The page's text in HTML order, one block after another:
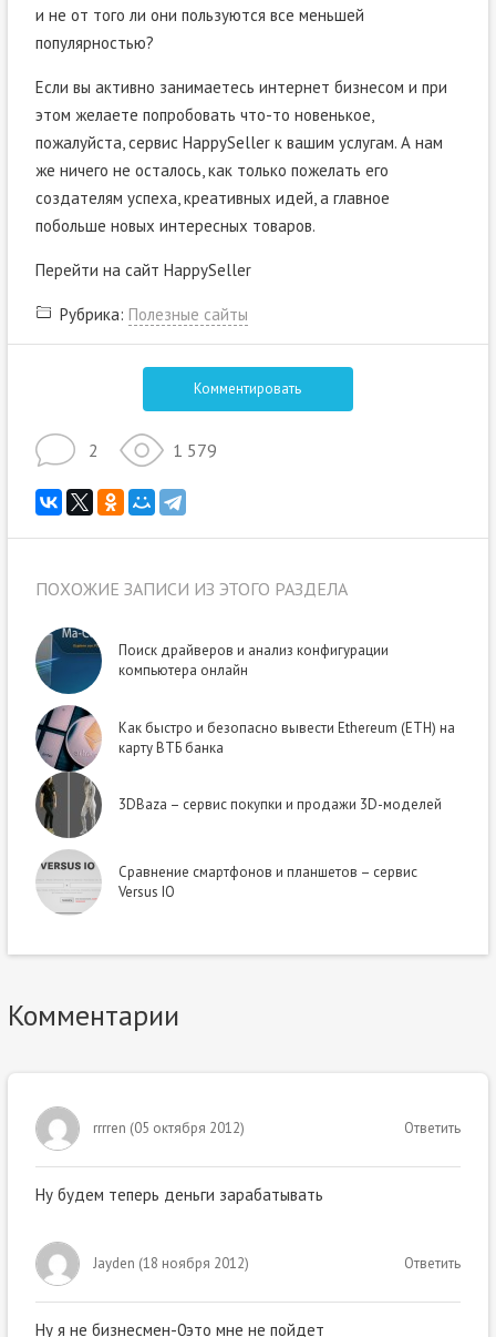
и не от того ли они пользуются все меньшей
популярностью?
Если вы активно занимаетесь интернет бизнесом и при
этом желаете попробовать что-то новенькое,
пожалуйста, сервис HappySeller к вашим услугам. А нам
же ничего не осталось, как только пожелать его
создателям успеха, креативных идей, а главное
побольше новых интересных товаров.
Перейти на сайт HappySeller
Рубрика: Полезные сайты
Комментировать
2 1 579
ПОХОЖИЕ ЗАПИСИ ИЗ ЭТОГО РАЗДЕЛА
Поиск драйверов и анализ конфигурации
компьютера онлайн
Как быстро и безопасно вывести Ethereum (ETH) на
карту ВТБ банка
3DBaza – сервис покупки и продажи 3D-моделей
Сравнение смартфонов и планшетов – сервис
Versus IO
Комментарии
rrrren (05 октября 2012) Ответить
Ну будем теперь деньги зарабатывать
Jayden (18 ноября 2012) Ответить
Ну я не бизнесмен-0это мне не пойдет